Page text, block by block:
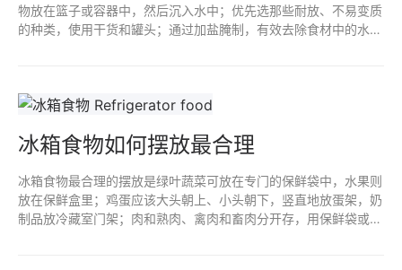
物放在篮子或容器中，然后沉入水中；优先选那些耐放、不易变质
的种类，使用干货和罐头；通过加盐腌制，有效去除食材中的水
冰箱食物如何摆放最合理
冰箱食物最合理的摆放是绿叶蔬菜可放在专门的保鲜袋中，水果则
放在保鲜盒里；鸡蛋应该大头朝上、小头朝下，竖直地放蛋架，奶
制品放冷藏室门架；肉和熟肉、禽肉和畜肉分开存，用保鲜袋或保